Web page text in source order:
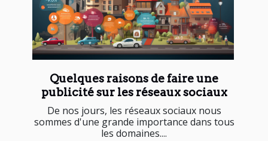
Quelques raisons de faire une
publicité sur les réseaux sociaux
De nos jours, les réseaux sociaux nous
sommes d'une grande importance dans tous
les domaines....